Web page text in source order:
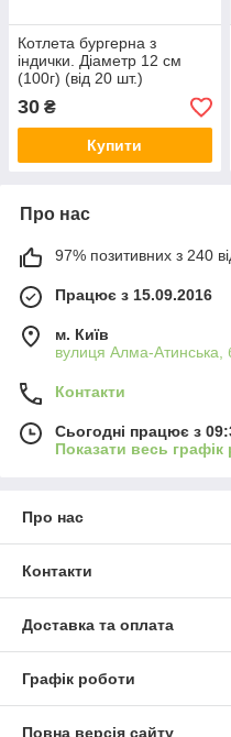
Котлета бургерна з
індички. Діаметр 12 см
(100г) (від 20 шт.)
(Доставка здійснюється
тільки по м.Києву)
30 ₴
Купити
Про нас
97% позитивних з 240
Працює з 15.09.2016
м. Київ
вулиця Алма-Атинська,
Контакти
Сьогодні працює з
Показати весь графік
Про нас
Контакти
Доставка та оплата
Графік роботи
Повна версія сайту